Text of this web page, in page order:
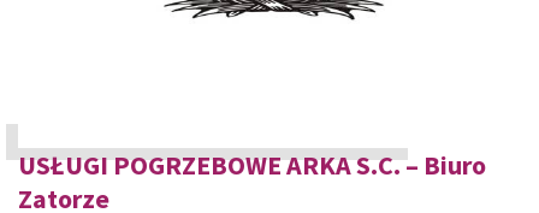
USŁUGI POGRZEBOWE ARKA S.C. – Biuro
Zatorze